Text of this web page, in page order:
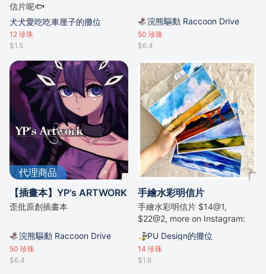
信片呢🐟
犬犬愛吃吃車厘子的攤位
12 珍珠
$1.5
浣熊驅動 Raccoon Drive
50 珍珠
$6.4
代理商品
【插畫本】YP's ARTWORK
歪批原創插畫本
浣熊驅動 Raccoon Drive
50 珍珠
$6.4
手繪水彩明信片
手繪水彩明信片 $14@1,
$22@2, more on Instagram:
@cyrisssart
PU Design的攤位
14 珍珠
$1.8